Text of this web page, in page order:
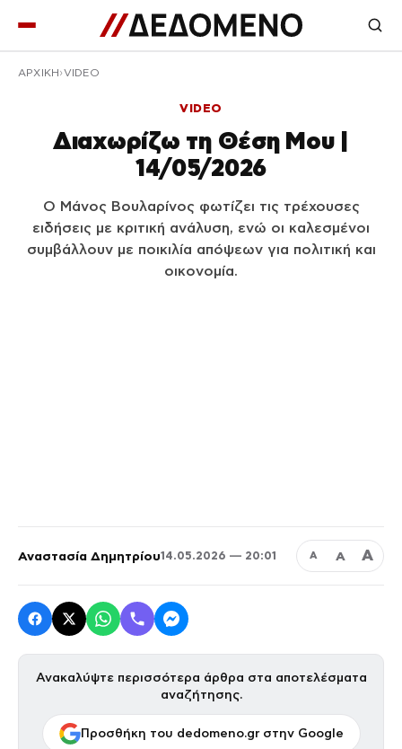
ΑΡΧΙΚΉ VIDEO
VIDEO
Διαχωρίζω τη Θέση Μου |
14/05/2026
Ο Μάνος Βουλαρίνος φωτίζει τις τρέχουσες
ειδήσεις με κριτική ανάλυση, ενώ οι καλεσμένοι
συμβάλλουν με ποικιλία απόψεων για πολιτική και
οικονομία.
Αναστασία Δημητρίου14.05.2026 — 20:01 Α Α Α
Ανακαλύψτε περισσότερα άρθρα στα αποτελέσματα
αναζήτησης.
Προσθήκη του dedomeno.gr στην Google